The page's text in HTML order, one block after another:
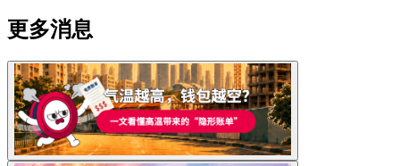
更多消息